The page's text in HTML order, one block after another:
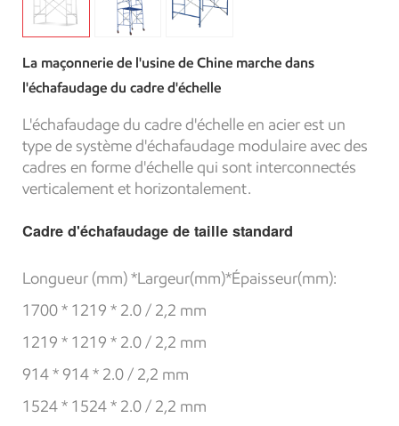
La maçonnerie de l'usine de Chine marche dans
l'échafaudage du cadre d'échelle
L'échafaudage du cadre d'échelle en acier est un
type de système d'échafaudage modulaire avec des
cadres en forme d'échelle qui sont interconnectés
verticalement et horizontalement.
Cadre d'échafaudage de taille standard
Longueur (mm) *Largeur(mm)*Épaisseur(mm):
1700 * 1219 * 2.0 / 2,2 mm
1219 * 1219 * 2.0 / 2,2 mm
914 * 914 * 2.0 / 2,2 mm
1524 * 1524 * 2.0 / 2,2 mm